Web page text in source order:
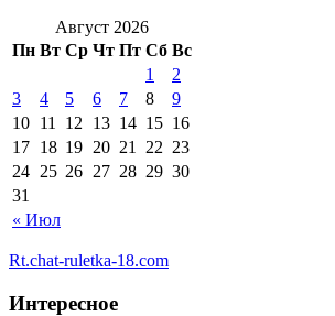
Август 2026
Пн Вт Ср Чт Пт Сб Вс
« Июл
1
2
3
4 5 6 7 8
9
10 11 12 13 14 15 16
17 18 19 20 21 22 23
24 25 26 27 28 29 30
31
Rt.chat-ruletka-18.com
Интересное